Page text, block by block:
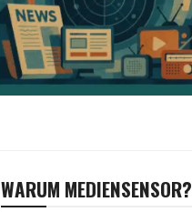
WARUM MEDIENSENSOR?